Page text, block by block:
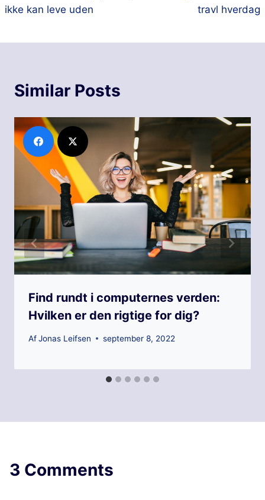
ikke kan leve uden
travl hverdag
Similar Posts
Find rundt i computernes verden:
Hvilken er den rigtige for dig?
AfJonas Leifsen september 8, 2022
3 Comments